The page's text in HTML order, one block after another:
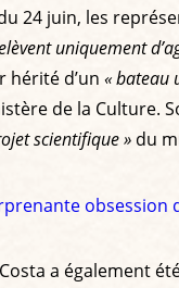
24 juin, les
uniquement
hérité d’un « bateau
de la
scientifique » du
obsession
a également